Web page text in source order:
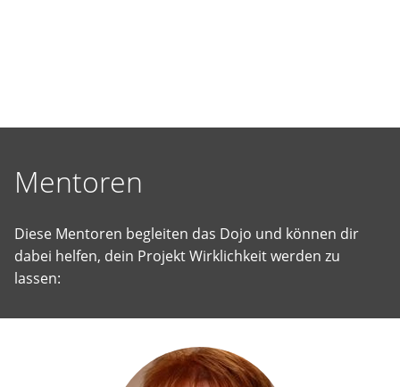
zu
Mentoren
Diese Mentoren begleiten das Dojo und können dir
dabei helfen, dein Projekt Wirklichkeit werden zu
lassen: